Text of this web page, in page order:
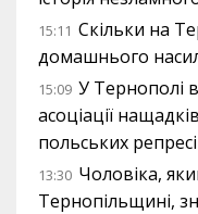
15:11 Скільки на
домашнього
15:09 У Тернополі
асоціації
польських
13:30 Чоловіка,
Тернопільщині,